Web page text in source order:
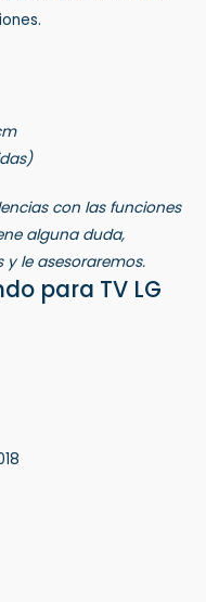
con las funciones
alguna duda,
le asesoraremos.
para TV LG